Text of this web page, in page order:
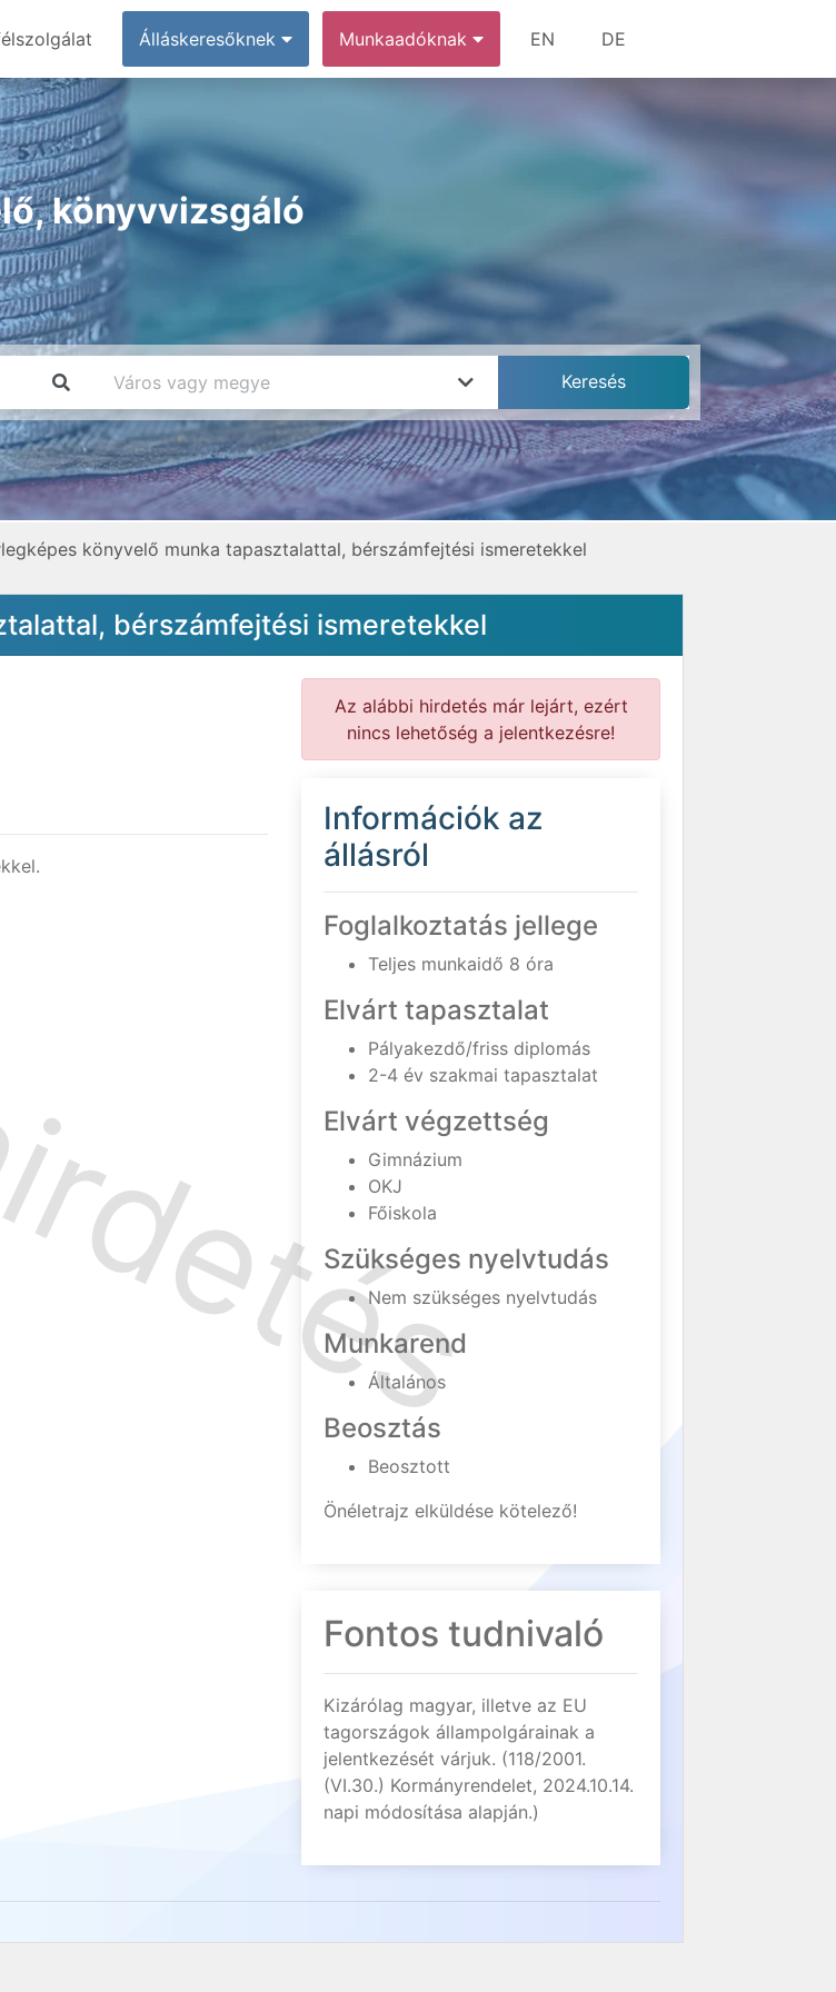
Álláskeresőknek Munkaadóknak EN DE
könyvvizsgáló
könyvelő munka tapasztalattal, bérszámfejtési ismeretekkel
bérszámfejtési ismeretekkel
Az alábbi hirdetés már lejárt, ezért
nincs lehetőség a jelentkezésre!
Információk az
állásról
Foglalkoztatás jellege
Teljes munkaidő 8 óra
Elvárt tapasztalat
Pályakezdő/friss diplomás
2-4 év szakmai tapasztalat
Elvárt végzettség
Gimnázium
OKJ
Főiskola
Szükséges nyelvtudás
Nem szükséges nyelvtudás
Munkarend
Általános
Beosztás
Beosztott
Önéletrajz elküldése kötelező!
Fontos tudnivaló
Kizárólag magyar, illetve az EU
tagországok állampolgárainak a
jelentkezését várjuk. (118/2001.
(VI.30.) Kormányrendelet, 2024.10.14.
napi módosítása alapján.)